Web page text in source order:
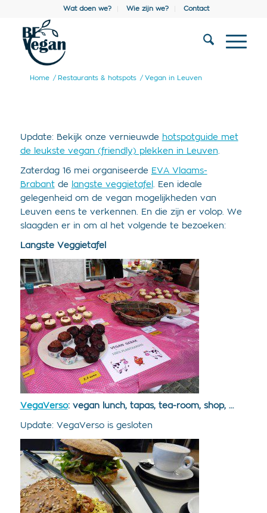
Wat doen we? Wie zijn we? Contact
Home / Restaurants & hotspots / Vegan in Leuven
Update: Bekijk onze vernieuwde hotspotguide met
de leukste vegan (friendly) plekken in Leuven.
Zaterdag 16 mei organiseerde EVA Vlaams-
Brabantde langste veggietafel . Een ideale
gelegenheid om de vegan mogelijkheden van
Leuven eens te verkennen. En die zijn er volop. We
slaagden er in om al het volgende te bezoeken:
Langste Veggietafel
VegaVerso: vegan lunch, tapas, tea-room, shop, …
Update: VegaVerso is gesloten